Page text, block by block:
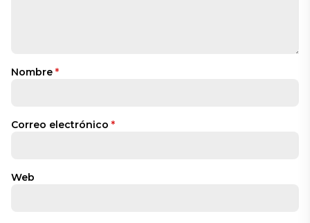
Nombre *
Correo electrónico *
Web